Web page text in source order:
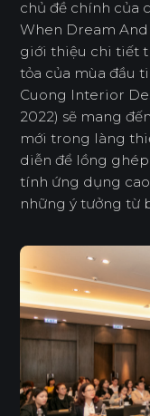
chủ đề chính của
When Dream
giới thiệu chi tiết
tỏa của mùa đầu
Cuong Interior
2022) sẽ mang
mới trong làng
diễn để lồng
tính ứng dụng
những ý tưởng từ